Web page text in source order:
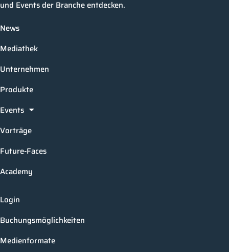
und Events der Branche entdecken.
News
Mediathek
Unternehmen
Produkte
Events
Vorträge
Future-Faces
Academy
Login
Buchungsmöglichkeiten
Medienformate